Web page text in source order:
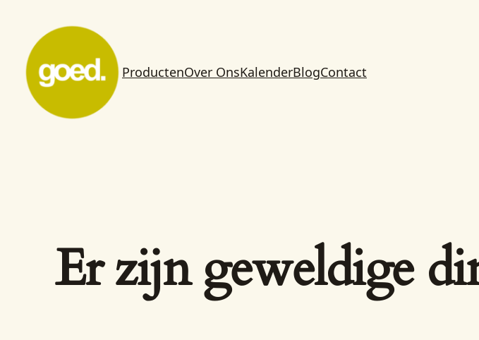
ProductenOver OnsKalenderBlogContact
Er zijn geweldige